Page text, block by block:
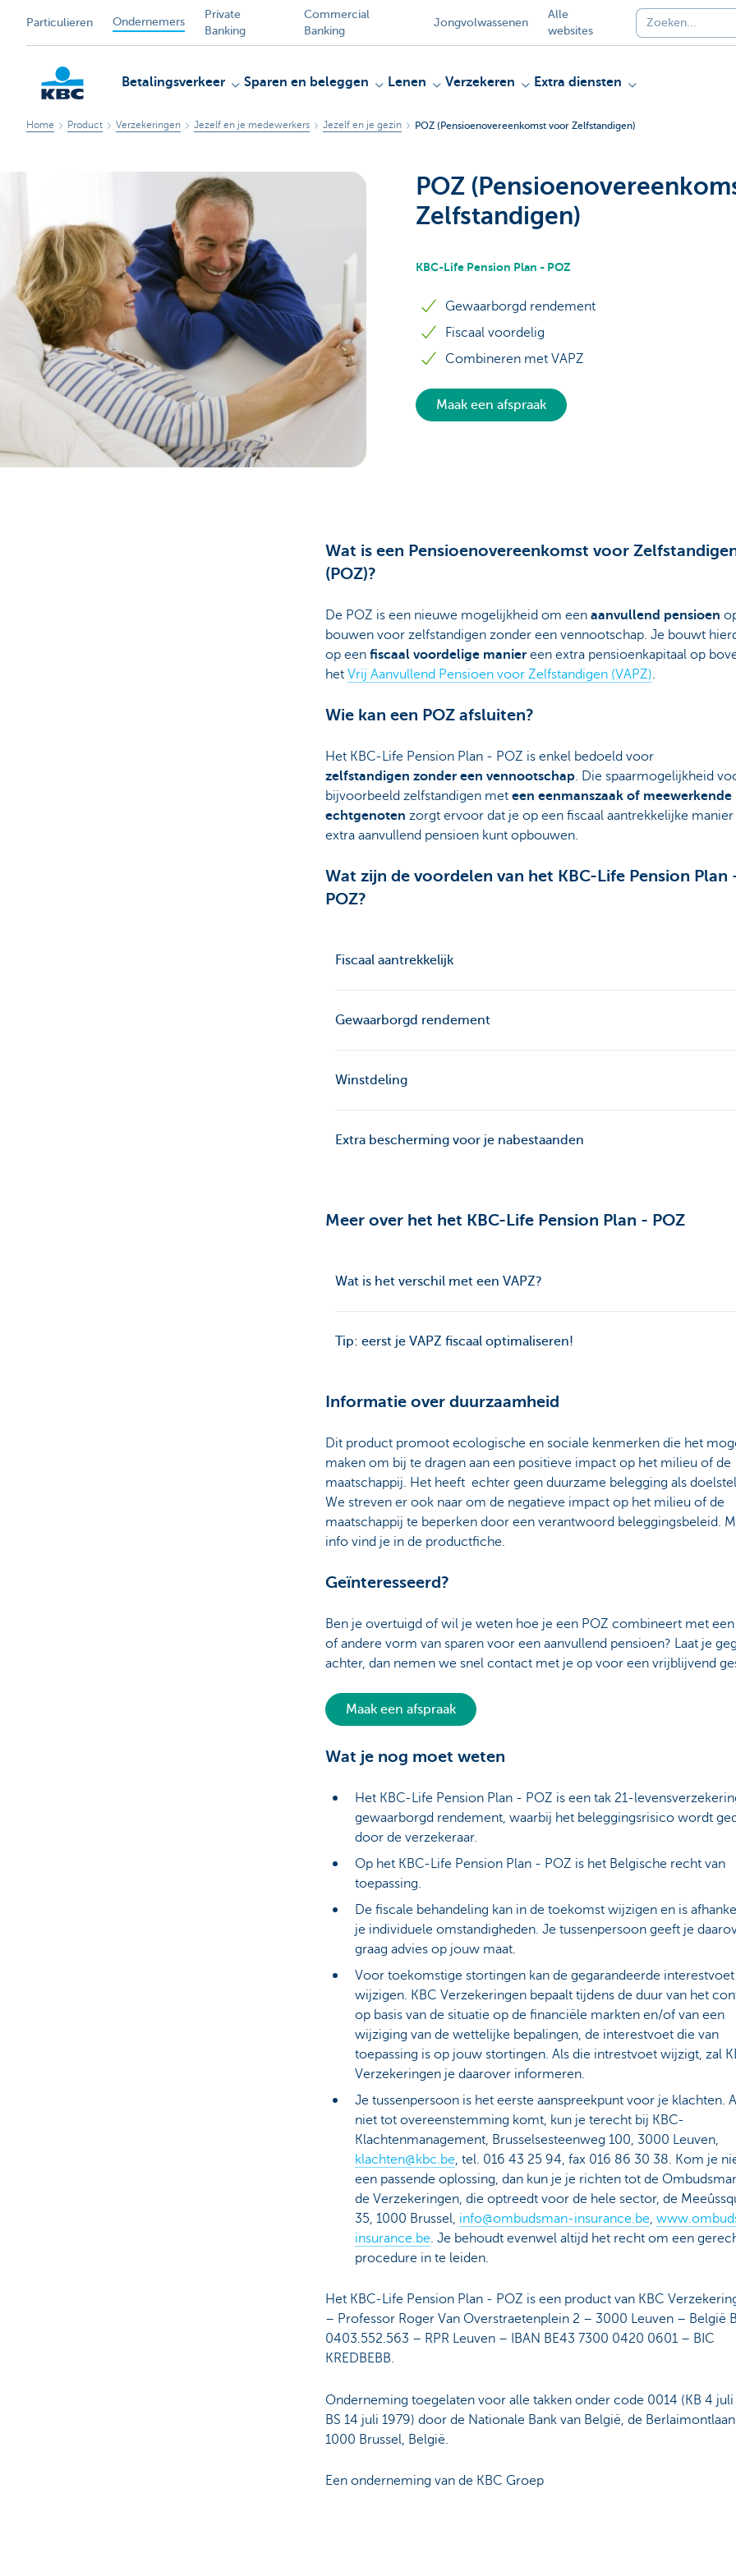
Particulieren Ondernemers
Private
Banking
Commercial
Banking
Jongvolwassenen
Alle
websites
Ondernemers
Betalingsverkeer Sparen en beleggen Lenen Verzekeren Extra diensten
Home Product Verzekeringen Jezelf en je medewerkers Jezelf en je gezin POZ (Pensioenovereenkomst voor Zelfstandigen)
POZ
Zelfstandigen)
KBC-Life Pension Plan - POZ
Gewaarborgd rendement
Fiscaal voordelig
Combineren met VAPZ
Maak een afspraak
Wat is een Pensioenovereenkomst voor
(POZ)?
De POZ is een nieuwe mogelijkheid om eenaanvullend pensioen
bouwen voor zelfstandigen zonder een vennootschap. Je bouwt
op een fiscaal voordelige manier een extra pensioenkapitaal op
het Vrij Aanvullend Pensioen voor Zelfstandigen (VAPZ).
Wie kan een POZ afsluiten?
Het KBC-Life Pension Plan - POZ is enkel bedoeld voor
zelfstandigen zonder een vennootschap. Die spaarmogelijkheid
bijvoorbeeld zelfstandigen met een eenmanszaak of meewerkende
echtgenoten zorgt ervoor dat je op een fiscaal aantrekkelijke manier
extra aanvullend pensioen kunt opbouwen.
Wat zijn de voordelen van het KBC-Life Pension Plan
POZ?
Fiscaal aantrekkelijk
Gewaarborgd rendement
Winstdeling
Extra bescherming voor je nabestaanden
Meer over het het KBC-Life Pension Plan - POZ
Wat is het verschil met een VAPZ?
Tip: eerst je VAPZ fiscaal optimaliseren!
Informatie over duurzaamheid
Dit product promoot ecologische en sociale kenmerken die het
maken om bij te dragen aan een positieve impact op het milieu of de
maatschappij. Het heeft echter geen duurzame belegging als
We streven er ook naar om de negatieve impact op het milieu of de
maatschappij te beperken door een verantwoord beleggingsbeleid.
info vind je in de productfiche.
Geïnteresseerd?
Ben je overtuigd of wil je weten hoe je een POZ combineert met
of andere vorm van sparen voor een aanvullend pensioen? Laat je
achter, dan nemen we snel contact met je op voor een vrijblijvend
Maak een afspraak
Wat je nog moet weten
Het KBC-Life Pension Plan - POZ is een tak 21-
gewaarborgd rendement, waarbij het beleggingsrisico wordt
door de verzekeraar.
Op het KBC-Life Pension Plan - POZ is het Belgische recht van
toepassing.
De fiscale behandeling kan in de toekomst wijzigen en is
je individuele omstandigheden. Je tussenpersoon geeft je
graag advies op jouw maat.
Voor toekomstige stortingen kan de gegarandeerde interestvoet
wijzigen. KBC Verzekeringen bepaalt tijdens de duur van het
op basis van de situatie op de financiële markten en/of van een
wijziging van de wettelijke bepalingen, de interestvoet die van
toepassing is op jouw stortingen. Als die intrestvoet wijzigt, zal
Verzekeringen je daarover informeren.
Je tussenpersoon is het eerste aanspreekpunt voor je klachten.
niet tot overeenstemming komt, kun je terecht bij KBC-
Klachtenmanagement, Brusselsesteenweg 100, 3000 Leuven,
klachten@kbc.be, tel. 016 43 25 94, fax 016 86 30 38. Kom je
een passende oplossing, dan kun je je richten tot de
de Verzekeringen, die optreedt voor de hele sector, de
35, 1000 Brussel, info@ombudsman-insurance.be,
insurance.be. Je behoudt evenwel altijd het recht om een
procedure in te leiden.
Het KBC-Life Pension Plan - POZ is een product van KBC
– Professor Roger Van Overstraetenplein 2 – 3000 Leuven – België
0403.552.563 – RPR Leuven – IBAN BE43 7300 0420 0601 – BIC
KREDBEBB.
Onderneming toegelaten voor alle takken onder code 0014 (KB 4 juli
BS 14 juli 1979) door de Nationale Bank van België, de
1000 Brussel, België.
Een onderneming van de KBC Groep